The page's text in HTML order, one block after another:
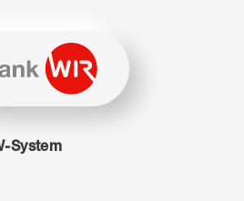
wird JavaScript benötigt.
System